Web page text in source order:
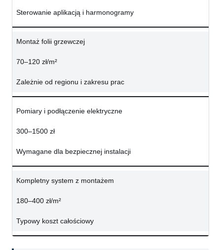
Sterowanie aplikacją i harmonogramy
Montaż folii grzewczej
70–120 zł/m²
Zależnie od regionu i zakresu prac
Pomiary i podłączenie elektryczne
300–1500 zł
Wymagane dla bezpiecznej instalacji
Kompletny system z montażem
180–400 zł/m²
Typowy koszt całościowy